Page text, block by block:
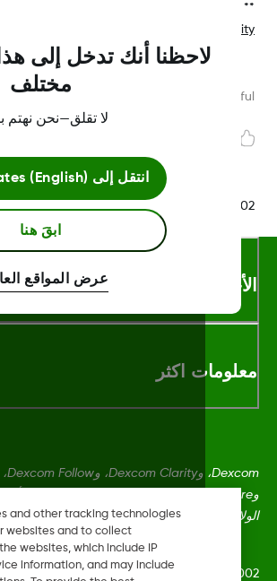
أحدث الأجهزة المدعومة، قم بزيارة
http://www.dexcom.com/
Was this article
LBL020847
والشروط
اكثر
المتحدة وقد تكون كذلك في بلدان أخرى.
LBL020847
and other tracking technologies
on our websites and to collect
of the websites, which include IP
device information, and may include
لاحظنا أنك تدخل إلى هذا
مختلف
لا تقلق—نحن نهتم بالأمر
انتقل إلى States (English)
ابقَ هنا
عرض المواقع العالمية